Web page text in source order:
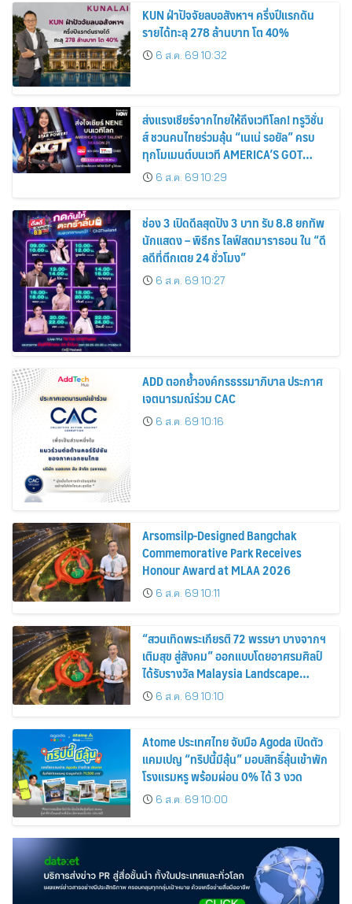
KUN ฝ่าปัจจัยลบอสังหาฯ ครึ่งปีแรกดัน
รายได้ทะลุ 278 ล้านบาท โต 40%
6 ส.ค. 69 10:32
ส่งแรงเชียร์จากไทยให้ถึงเวทีโลก! ทรูวิชั่น
ส์ ชวนคนไทยร่วมลุ้น “เนเน่ รอยัล” ครบ
ทุกโมเมนต์บนเวที AMERICA’S GOT
TALENT SEASON 21
6 ส.ค. 69 10:29
ช่อง 3 เปิดดีลสุดปัง 3 บาท รับ 8.8 ยกทัพ
นักแสดง – พิธีกร ไลฟ์สดมาราธอน ใน “ดี
ลดีที่ตึกเตย 24 ชั่วโมง”
6 ส.ค. 69 10:27
ADD ตอกย้ำองค์กรธรรมาภิบาล ประกาศ
เจตนารมณ์ร่วม CAC
6 ส.ค. 69 10:16
Arsomsilp-Designed Bangchak
Commemorative Park Receives
Honour Award at MLAA 2026
6 ส.ค. 69 10:11
“สวนเทิดพระเกียรติ 72 พรรษา บางจากฯ
เติมสุข สู่สังคม” ออกแบบโดยอาศรมศิลป์
ได้รับรางวัล Malaysia Landscape
Architecture Award 2026
6 ส.ค. 69 10:10
Atome ประเทศไทย จับมือ Agoda เปิดตัว
แคมเปญ “ทริปนี้มีลุ้น” มอบสิทธิ์ลุ้นเข้าพัก
โรงแรมหรู พร้อมผ่อน 0% ได้ 3 งวด
6 ส.ค. 69 10:00